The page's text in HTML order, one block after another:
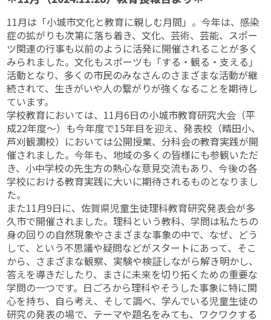
11月は「小城市文化と教育に親しむ月間」。今年は、感染
症の拡がりも次第に落ち着き、文化、芸術、芸能、スポー
ツ関連の行事も以前のように活発に開催されることが多く
みられました。文化もスポーツも「する・観る・支える」
活動となり、多くの市民のみなさんのさまざまな活動が継
続されて、生きがいや人の繋がりが強くなることを期待し
ています。
学校教育においては、11月6日の小城市教育研究大会（平
成22年度～）も今年度で15年目を迎え、発表校（晴田小、
芦刈観瀾校）においては公開授業、分科会の教育実践が開
催されました。今年も、地域の多くの皆様にも参観いただ
き、小中学校の先生方の熱心な意見交流もあり、今後の各
学校における教育実践に大いに期待されるものとなりまし
た。
また11月9日に、佐賀県児童生徒理科教育研究発表会が多
久市で開催されました。理科という教科、学問は私たちの
身の回りの自然現象やさまざまな事象の中で、なぜ、どう
して、という不思議や疑問などがスタートにあって、そこ
から、さまざまな観察、実験や検証しながら解き明かし、
答えを導きだしたり、まさに未来を切り拓くための重要な
学問の一つです。日ごろから理科やそうした事象に特に関
心を持ち、自ら考え、そして調べ、学んでいる児童生徒の
研究の発表の場で、テーマや題名をみても、ワクワクする